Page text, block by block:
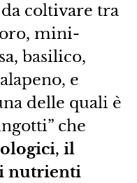
da coltivare tra
mini-
basilico,
e
delle quali è
che
il
i nutrienti